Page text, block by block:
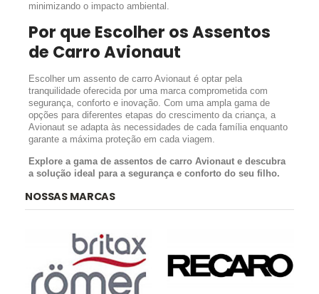
minimizando o impacto ambiental.
Por que Escolher os Assentos
de Carro Avionaut
Escolher um assento de carro Avionaut é optar pela
tranquilidade oferecida por uma marca comprometida com
segurança, conforto e inovação. Com uma ampla gama de
opções para diferentes etapas do crescimento da criança, a
Avionaut se adapta às necessidades de cada família enquanto
garante a máxima proteção em cada viagem.
Explore a gama de assentos de carro Avionaut e descubra
a solução ideal para a segurança e conforto do seu filho.
NOSSAS MARCAS